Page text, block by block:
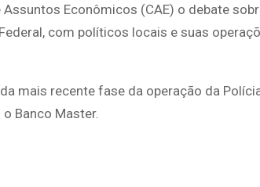
Econômicos (CAE) o debate
com políticos locais e suas
mais recente fase da operação da
Banco Master.